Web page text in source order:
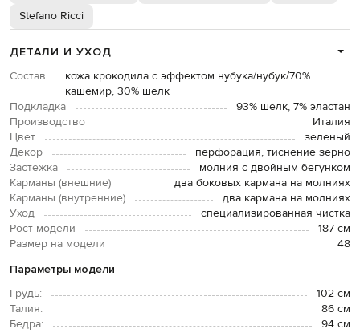
Stefano Ricci
ДЕТАЛИ И УХОД
Состав
кожа крокодила с эффектом нубука/нубук/70%
кашемир, 30% шелк
Подкладка
93% шелк, 7% эластан
Производство
Италия
Цвет
зеленый
Декор
перфорация, тиснение зерно
Застежка
молния с двойным бегунком
Карманы (внешние)
два боковых кармана на молниях
Карманы (внутренние)
два кармана на молниях
Уход
специализированная чистка
Рост модели
187 см
Размер на модели
48
Параметры модели
Грудь:
102 см
Талия:
86 см
Бедра:
94 см